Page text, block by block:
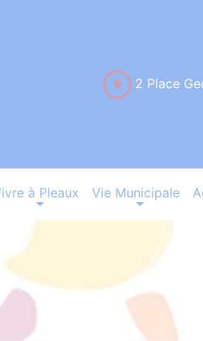
2 Place
à Pleaux Vie Municipale